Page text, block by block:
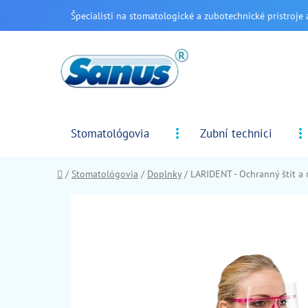
Špecialisti na stomatologické a zubotechnické prístroje
Stomatológovia Zubní technici
Domov
/ Stomatológovia / Doplnky / LARIDENT - Ochranný štít a